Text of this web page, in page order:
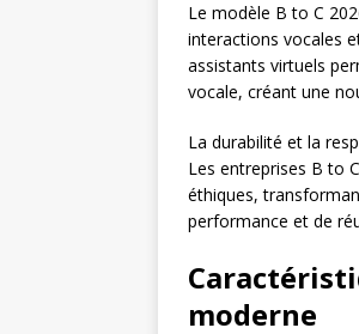
Le modèle B to C
interactions vocales
assistants virtuels
vocale, créant une
La durabilité et la
Les entreprises B to
éthiques,
performance et de
moderne